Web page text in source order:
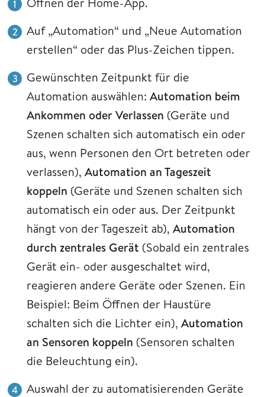
Auf „Automation“ und „Neue Automation
erstellen“ oder das Plus-Zeichen tippen.
Gewünschten Zeitpunkt für die
Automation auswählen: Automation beim
Ankommen oder Verlassen (Geräte und
Szenen schalten sich automatisch ein oder
aus, wenn Personen den Ort betreten oder
verlassen), Automation an Tageszeit
koppeln (Geräte und Szenen schalten sich
automatisch ein oder aus. Der Zeitpunkt
hängt von der Tageszeit ab), Automation
durch zentrales Gerät (Sobald ein zentrales
Gerät ein- oder ausgeschaltet wird,
reagieren andere Geräte oder Szenen. Ein
Beispiel: Beim Öffnen der Haustüre
schalten sich die Lichter ein), Automation
an Sensoren koppeln (Sensoren schalten
die Beleuchtung ein).
Auswahl der zu automatisierenden Geräte